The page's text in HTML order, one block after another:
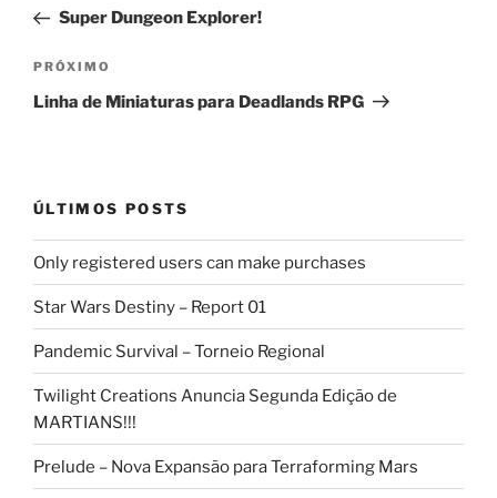
Post
anterior
Super Dungeon Explorer!
Próximo
post
PRÓXIMO
Linha de Miniaturas para Deadlands RPG
ÚLTIMOS POSTS
Only registered users can make purchases
Star Wars Destiny – Report 01
Pandemic Survival – Torneio Regional
Twilight Creations Anuncia Segunda Edição de
MARTIANS!!!
Prelude – Nova Expansão para Terraforming Mars